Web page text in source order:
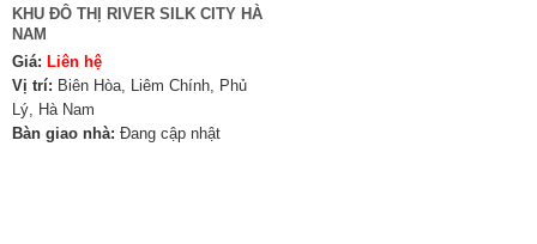
KHU ĐÔ THỊ RIVER SILK CITY HÀ
NAM
Giá: Liên hệ
Vị trí: Biên Hòa, Liêm Chính, Phủ
Lý, Hà Nam
Bàn giao nhà: Đang cập nhật